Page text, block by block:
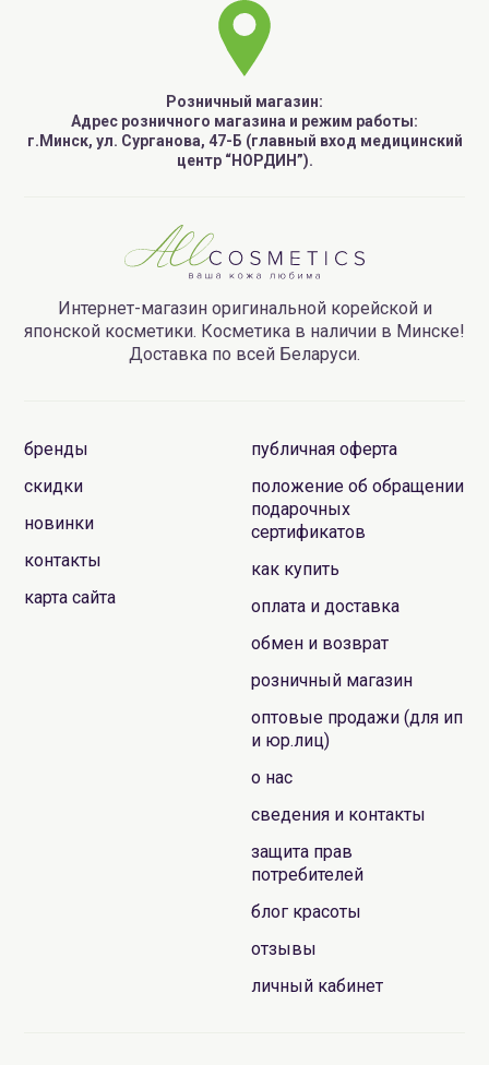
Розничный магазин:
Адрес розничного магазина и режим работы:
г.Минск, ул. Сурганова, 47-Б (главный вход медицинский
центр “НОРДИН”).
Интернет-магазин оригинальной корейской и
японской косметики. Косметика в наличии в Минске!
Доставка по всей Беларуси.
бренды
скидки
новинки
контакты
карта сайта
публичная оферта
положение об обращении
подарочных
сертификатов
как купить
оплата и доставка
обмен и возврат
розничный магазин
оптовые продажи (для ип
и юр.лиц)
о нас
сведения и контакты
защита прав
потребителей
блог красоты
отзывы
личный кабинет